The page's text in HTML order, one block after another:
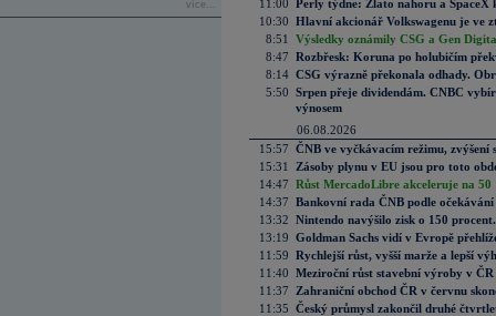
více...
11:00 Perly týdne: Zlato nahoru a SpaceX
10:30 Hlavní akcionář Volkswagenu je ve
8:51
Výsledky oznámily CSG a Gen
8:47 Rozbřesk: Koruna po holubičím
8:14 CSG výrazně překonala odhady.
5:50 Srpen přeje dividendám. CNBC
výnosem
06.08.2026
15:57 ČNB ve vyčkávacím režimu, zvýšení
15:31
Zásoby plynu v EU jsou pro toto
14:47 Růst MercadoLibre akceleruje na
14:37 Bankovní rada ČNB podle
13:32 Nintendo navýšilo zisk o 150
13:19 Goldman Sachs vidí v Evropě
11:59 Rychlejší růst, vyšší marže a lepší
11:40 Meziroční růst stavební výroby v
11:37
Zahraniční obchod ČR v červnu
11:35 Český průmysl zakončil druhé